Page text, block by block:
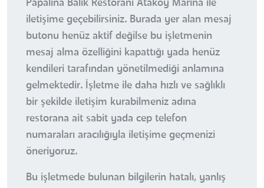
Papalina Balık Restoranı Ataköy Marina ile
iletişime geçebilirsiniz. Burada yer alan mesaj
butonu henüz aktif değilse bu işletmenin
mesaj alma özelliğini kapattığı yada henüz
kendileri tarafından yönetilmediği anlamına
gelmektedir. İşletme ile daha hızlı ve sağlıklı
bir şekilde iletişim kurabilmeniz adına
restorana ait sabit yada cep telefon
numaraları aracılığıyla iletişime geçmenizi
öneriyoruz.
Bu işletmede bulunan bilgilerin hatalı, yanlış